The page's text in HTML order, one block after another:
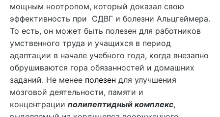
мощным ноотропом, который доказал свою
эффективность при СДВГ и болезни Альцгеймера.
То есть, он может быть полезен для работников
умственного труда и учащихся в период
адаптации в начале учебного года, когда внезапно
обрушиваются гора обязанностей и домашних
заданий. Не менее полезен для улучшения
мозговой деятельности, памяти и
концентрации полипептидный комплекс,